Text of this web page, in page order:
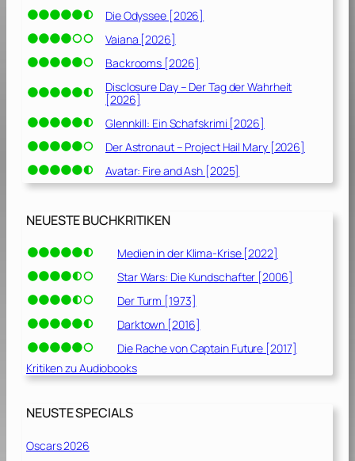
Die Odyssee [2026]
Vaiana [2026]
Backrooms [2026]
Disclosure Day – Der Tag der Wahrheit
[2026]
Glennkill: Ein Schafskrimi [2026]
Der Astronaut – Project Hail Mary [2026]
Avatar: Fire and Ash [2025]
NEUESTE BUCHKRITIKEN
Medien in der Klima-Krise [2022]
Star Wars: Die Kundschafter [2006]
Der Turm [1973]
Darktown [2016]
Die Rache von Captain Future [2017]
Kritiken zu Audiobooks
NEUSTE SPECIALS
Oscars 2026